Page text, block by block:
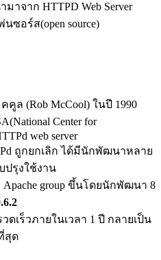
าจาก HTTPD Web Server
นซอร์ส(open source)
ล (Rob McCool) ในปี 1990
Center for
web server
ถูกยกเลิก ได้มีนักพัฒนาหลาย
ปรุงใช้งาน
group ขึ้นโดยนักพัฒนา 8
เร็วภายในเวลา 1 ปี กลายเป็น
สุด